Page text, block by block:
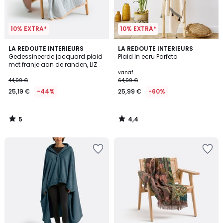
10% EXTRA*
LA REDOUTE INTERIEURS
Gedessineerde jacquard plaid
met franje aan de randen, LIZ
44,99 €
25,19 € -44%
5
/
5
5
/
10% EXTRA*
LA REDOUTE INTERIEURS
Plaid in ecru Parfeto
vanaf
64,99 €
25,99 € -60%
4,4
/ 5
4,4
/